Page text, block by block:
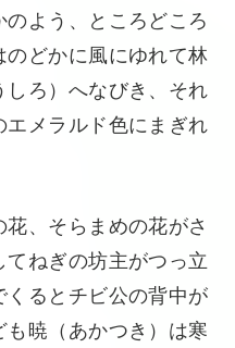
よう、ところどころ
どかに風にゆれて林
ろ）へなびき、それ
メラルド色にまぎれ
、そらまめの花がさ
ねぎの坊主がつっ立
るとチビ公の背中が
暁（あかつき）は寒